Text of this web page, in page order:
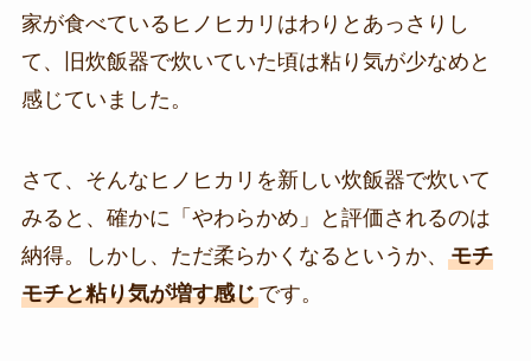
家が食べているヒノヒカリはわりとあっさりし
て、旧炊飯器で炊いていた頃は粘り気が少なめと
感じていました。
さて、そんなヒノヒカリを新しい炊飯器で炊いて
みると、確かに「やわらかめ」と評価されるのは
納得。しかし、ただ柔らかくなるというか、 モチ
モチと粘り気が増す感じです。